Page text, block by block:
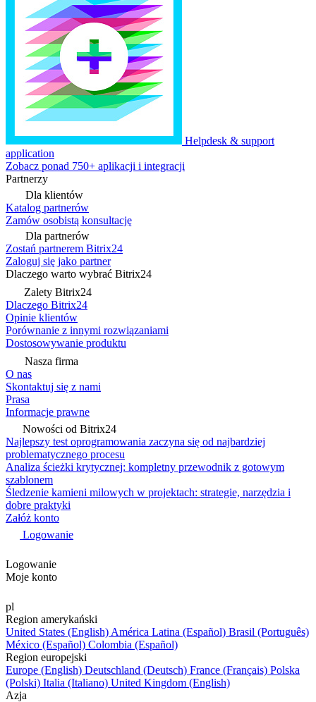
Helpdesk & support
application
Zobacz ponad 750+ aplikacji i integracji
Partnerzy
Dla klientów
Katalog partnerów
Zamów osobistą konsultację
Dla partnerów
Zostań partnerem Bitrix24
Zaloguj się jako partner
Dlaczego warto wybrać Bitrix24
Zalety Bitrix24
Dlaczego Bitrix24
Opinie klientów
Porównanie z innymi rozwiązaniami
Dostosowywanie produktu
Nasza firma
O nas
Skontaktuj się z nami
Prasa
Informacje prawne
Nowości od Bitrix24
Najlepszy test oprogramowania zaczyna się od najbardziej
problematycznego procesu
Analiza ścieżki krytycznej: kompletny przewodnik z gotowym
szablonem
Śledzenie kamieni milowych w projektach: strategie, narzędzia i
dobre praktyki
Załóż konto
Logowanie
Logowanie
Moje konto
pl
Region amerykański
United States (English) América Latina (Español) Brasil (Português)
México (Español) Colombia (Español)
Region europejski
Europe (English) Deutschland (Deutsch) France (Français) Polska
(Polski) Italia (Italiano) United Kingdom (English)
Azja